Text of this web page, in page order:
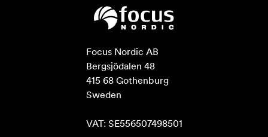
Focus Nordic AB
Bergsjödalen 48
415 68 Gothenburg
Sweden
VAT: SE556507498501